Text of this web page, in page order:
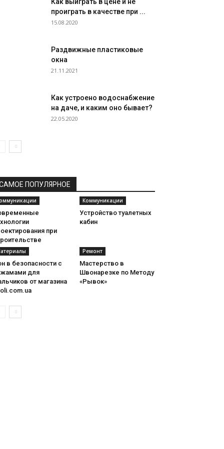
проиграть в качестве при ...
15.08.2020
Раздвижные пластиковые
окна
21.11.2021
Как устроено водоснабжение
на даче, и каким оно бывает?
22.05.2020
ПОПУЛЯРНОЕ
при
Коммуникации
Устройство туалетных
кабин
в безопасности с
для
от магазина
Ремонт
Мастерство в
Швонарезке по Методу
«Рывок»